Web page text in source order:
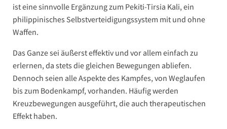
ist eine sinnvolle Ergänzung zum Pekiti-Tirsia Kali, ein
philippinisches Selbstverteidigungssystem mit und ohne
Waffen.
Das Ganze sei äußerst effektiv und vor allem einfach zu
erlernen, da stets die gleichen Bewegungen abliefen.
Dennoch seien alle Aspekte des Kampfes, von Weglaufen
bis zum Bodenkampf, vorhanden. Häufig werden
Kreuzbewegungen ausgeführt, die auch therapeutischen
Effekt haben.